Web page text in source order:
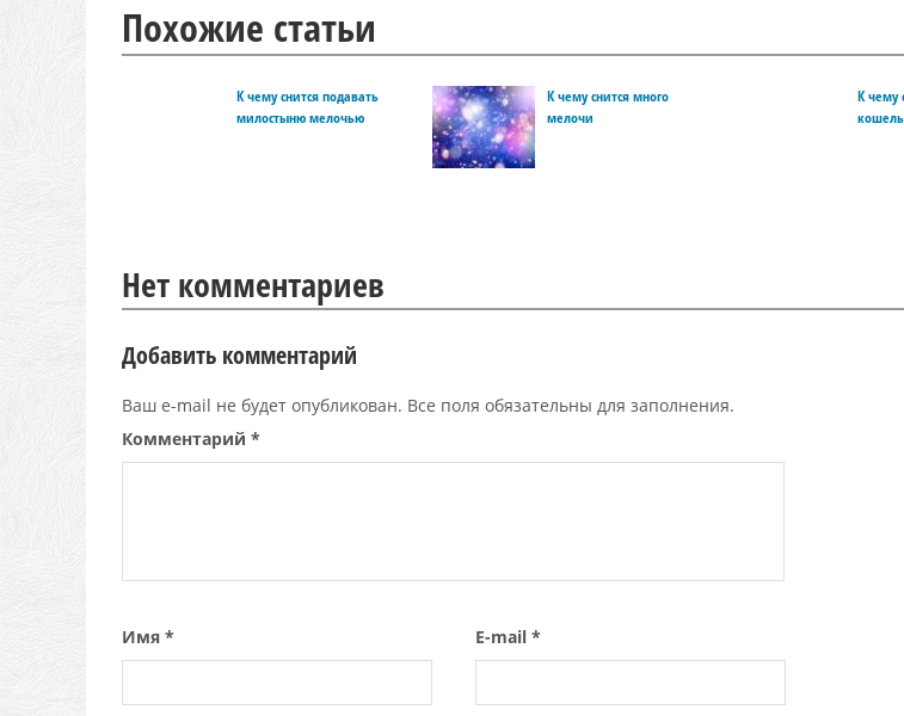
Похожие статьи
К чему снится подавать
милостыню мелочью
К чему снится много
мелочи
К чему
Нет комментариев
Добавить комментарий
Ваш e-mail не будет опубликован. Все поля обязательны для заполнения.
Комментарий *
Имя * E-mail *